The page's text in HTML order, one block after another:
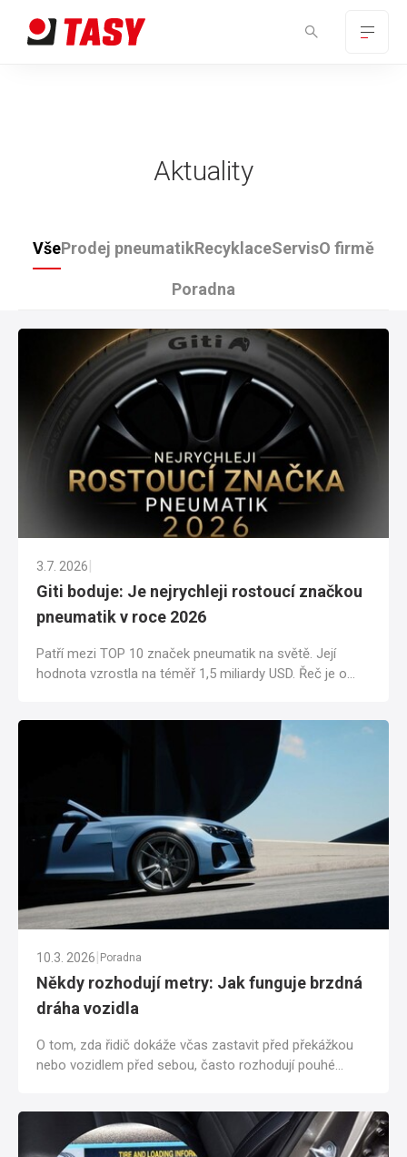
Aktuality
VšeProdej pneumatikRecyklaceServisO firmě
Poradna
3.7. 2026
Giti boduje: Je nejrychleji rostoucí značkou
pneumatik v roce 2026
Patří mezi TOP 10 značek pneumatik na světě. Její
hodnota vzrostla na téměř 1,5 miliardy USD. Řeč je o
10.3. 2026 Poradna
Někdy rozhodují metry: Jak funguje brzdná
dráha vozidla
O tom, zda řidič dokáže včas zastavit před překážkou
nebo vozidlem před sebou, často rozhodují pouhé